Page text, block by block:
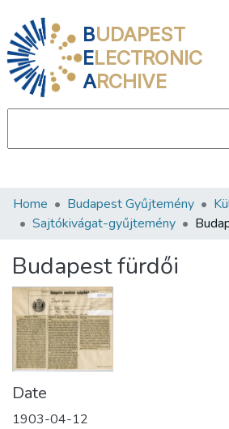
BUDAPEST
ELECTRONIC
ARCHIVE
Communities & Collections
Statistics
About us
Home Budapest Gyűjtemény
Sajtókivágat-gyűjtemény
Budapest fürdői
Date
1903-04-12